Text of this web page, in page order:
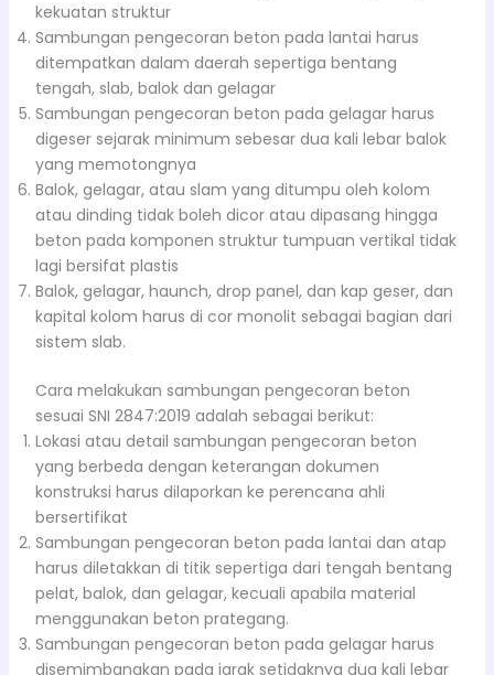
kekuatan struktur
Sambungan pengecoran beton pada lantai harus
ditempatkan dalam daerah sepertiga bentang
tengah, slab, balok dan gelagar
Sambungan pengecoran beton pada gelagar harus
digeser sejarak minimum sebesar dua kali lebar balok
yang memotongnya
Balok, gelagar, atau slam yang ditumpu oleh kolom
atau dinding tidak boleh dicor atau dipasang hingga
beton pada komponen struktur tumpuan vertikal tidak
lagi bersifat plastis
Balok, gelagar, haunch, drop panel, dan kap geser, dan
kapital kolom harus di cor monolit sebagai bagian dari
sistem slab.
Cara melakukan sambungan pengecoran beton
sesuai SNI 2847:2019 adalah sebagai berikut:
Lokasi atau detail sambungan pengecoran beton
yang berbeda dengan keterangan dokumen
konstruksi harus dilaporkan ke perencana ahli
bersertifikat
Sambungan pengecoran beton pada lantai dan atap
harus diletakkan di titik sepertiga dari tengah bentang
pelat, balok, dan gelagar, kecuali apabila material
menggunakan beton prategang.
Sambungan pengecoran beton pada gelagar harus
disemimbangkan pada jarak setidaknya dua kali lebar